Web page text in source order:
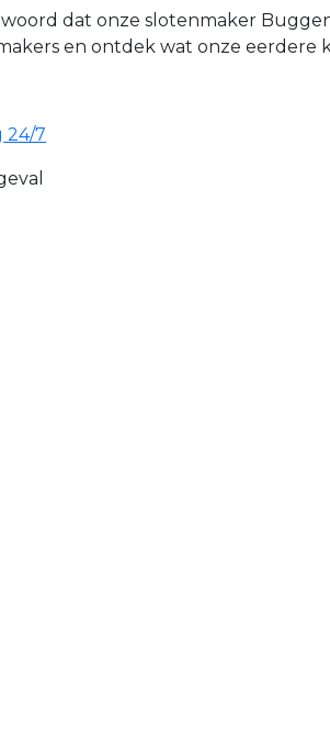
dat onze slotenmaker
en ontdek wat onze eerdere
24/7